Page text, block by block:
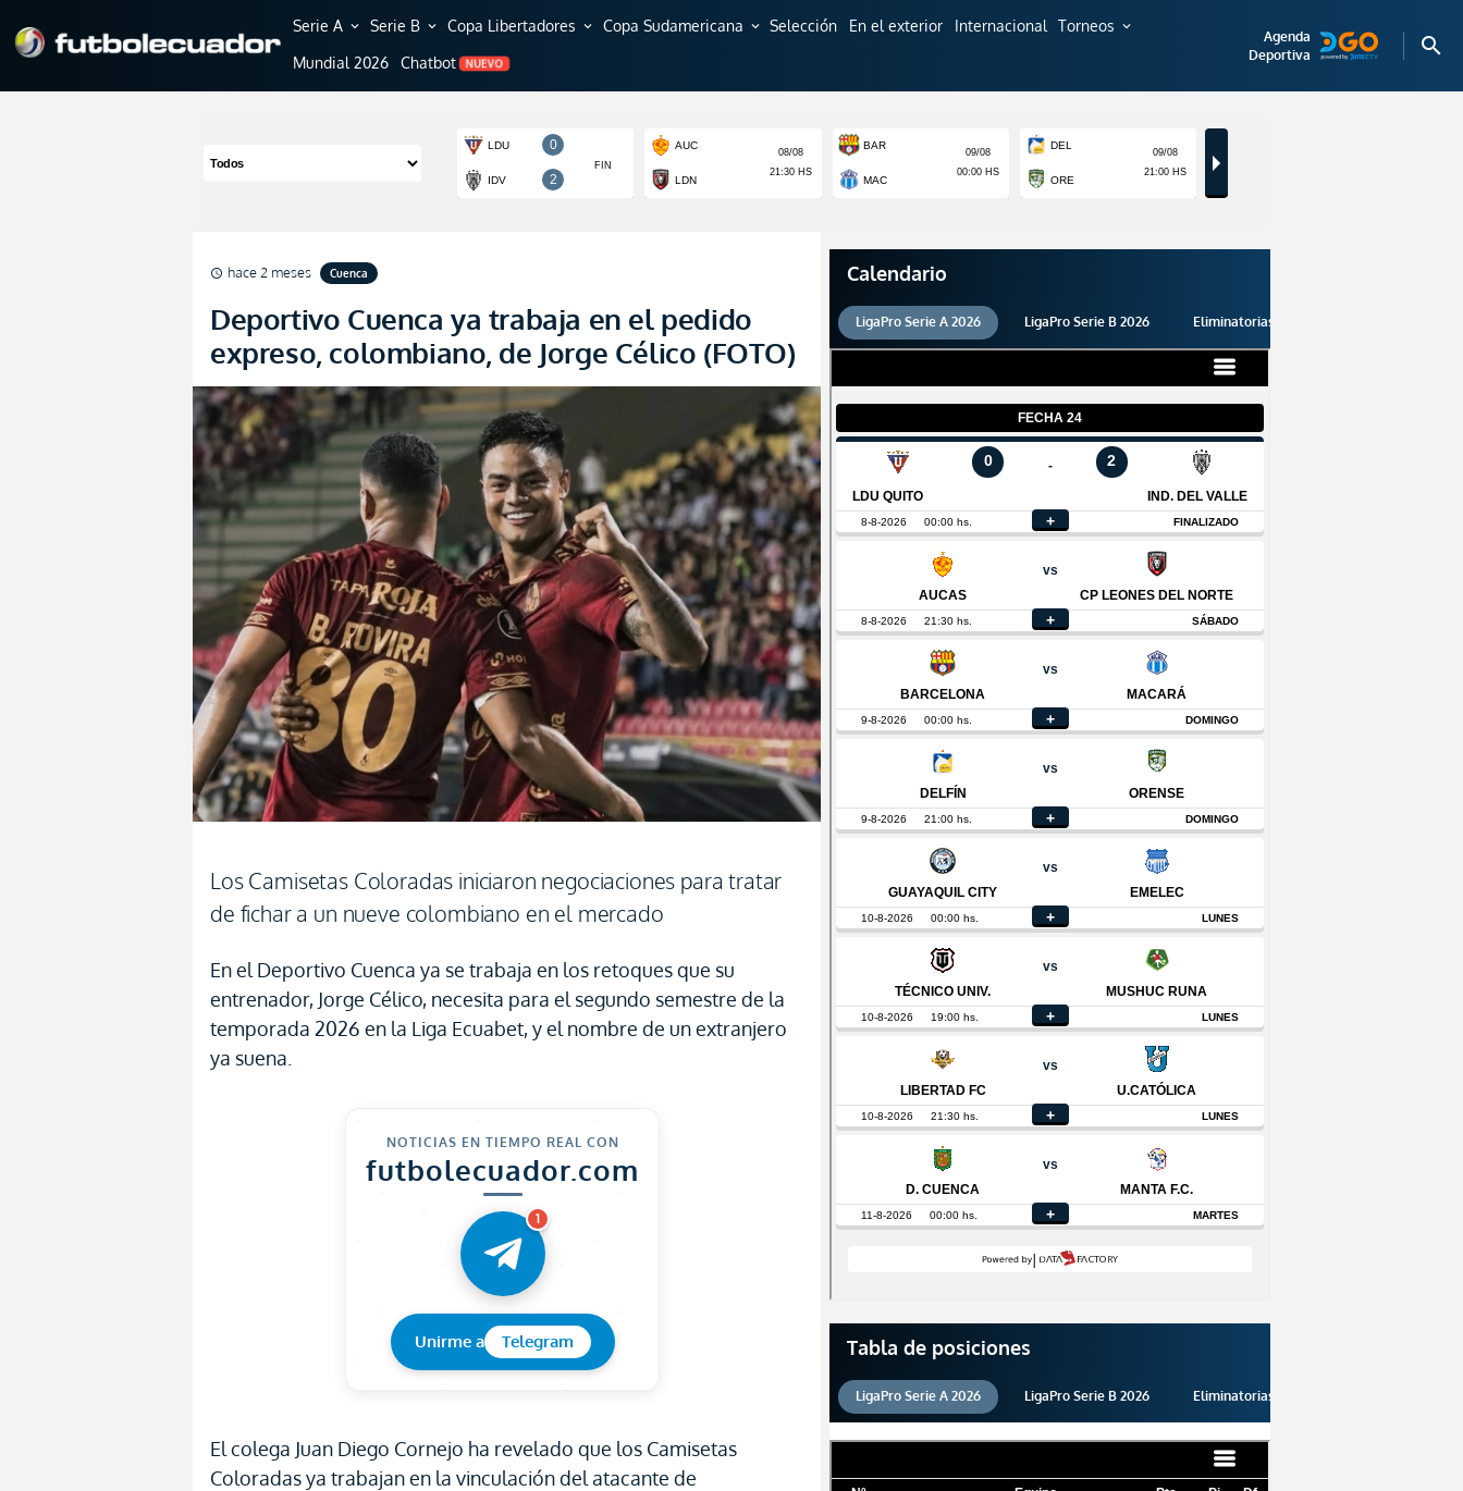
Serie A expand_more Serie B expand_more Copa Libertadores expand_more Copa Sudamericana expand_more Selección En el exterior Internacional Torneos expand_more
Mundial 2026 Chatbot NUEVO
Agenda
Deportiva
search
schedule hace 2 meses Cuenca
Deportivo Cuenca ya trabaja en el pedido
expreso, colombiano, de Jorge Célico (FOTO)
Los Camisetas Coloradas iniciaron negociaciones para tratar
de fichar a un nueve colombiano en el mercado
En el Deportivo Cuenca ya se trabaja en los retoques que su
entrenador, Jorge Célico, necesita para el segundo semestre de la
temporada 2026 en la Liga Ecuabet, y el nombre de un extranjero
ya suena.
NOTICIAS EN TIEMPO REAL CON
futbolecuador.com
1
Unirme a Telegram
El colega Juan Diego Cornejo ha revelado que los Camisetas
Coloradas ya trabajan en la vinculación del atacante de
Calendario
LigaPro Serie A 2026 LigaPro Serie B 2026 Eliminatorias 2026
Tabla de posiciones
LigaPro Serie A 2026 LigaPro Serie B 2026 Eliminatorias 2026